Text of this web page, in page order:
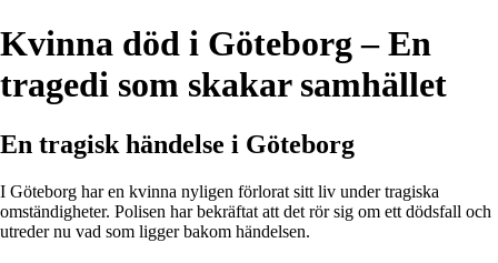
Kvinna död i Göteborg – En
tragedi som skakar samhället
En tragisk händelse i Göteborg
I Göteborg har en kvinna nyligen förlorat sitt liv under tragiska
omständigheter. Polisen har bekräftat att det rör sig om ett dödsfall och
utreder nu vad som ligger bakom händelsen.